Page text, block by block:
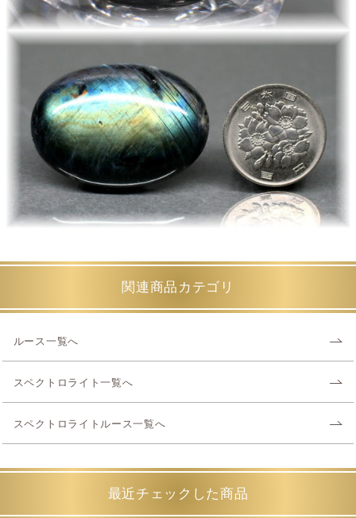
関連商品カテゴリ
ルース一覧へ
スペクトロライト一覧へ
スペクトロライトルース一覧へ
最近チェックした商品